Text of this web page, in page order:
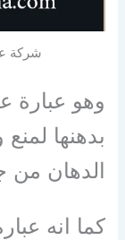
شركة
وهو عبارة
بدهنها
الدهان من
كما انه